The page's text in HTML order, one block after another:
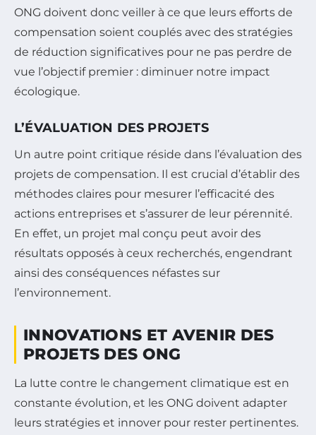
ONG doivent donc veiller à ce que leurs efforts de
compensation soient couplés avec des stratégies
de réduction significatives pour ne pas perdre de
vue l’objectif premier : diminuer notre impact
écologique.
L’ÉVALUATION DES PROJETS
Un autre point critique réside dans l’évaluation des
projets de compensation. Il est crucial d’établir des
méthodes claires pour mesurer l’efficacité des
actions entreprises et s’assurer de leur pérennité.
En effet, un projet mal conçu peut avoir des
résultats opposés à ceux recherchés, engendrant
ainsi des conséquences néfastes sur
l’environnement.
INNOVATIONS ET AVENIR DES
PROJETS DES ONG
La lutte contre le changement climatique est en
constante évolution, et les ONG doivent adapter
leurs stratégies et innover pour rester pertinentes.